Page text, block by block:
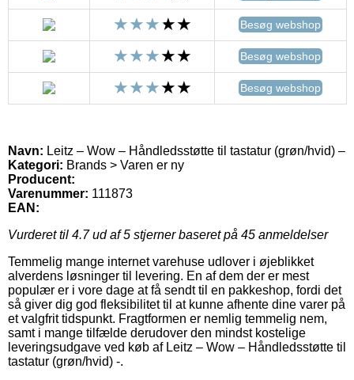
Besøg webshop
Besøg webshop
Besøg webshop
Navn: Leitz – Wow – Håndledsstøtte til tastatur (grøn/hvid) –
Kategori: Brands > Varen er ny
Producent:
Varenummer: 111873
EAN:
Vurderet til 4.7ud af 5 stjerner baseret på 45 anmeldelser
Temmelig mange internet varehuse udlover i øjeblikket
alverdens løsninger til levering. En af dem der er mest
populær er i vore dage at få sendt til en pakkeshop, fordi det
så giver dig god fleksibilitet til at kunne afhente dine varer på
et valgfrit tidspunkt. Fragtformen er nemlig temmelig nem,
samt i mange tilfælde derudover den mindst kostelige
leveringsudgave ved køb af Leitz – Wow – Håndledsstøtte til
tastatur (grøn/hvid) -.